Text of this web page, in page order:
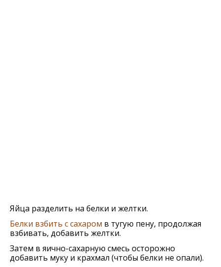
Яйца разделить на белки и желтки.
Белки взбить с сахаром в тугую пену, продолжая
взбивать, добавить желтки.
Затем в яично-сахарную смесь осторожно
добавить муку и крахмал (чтобы белки не опали).